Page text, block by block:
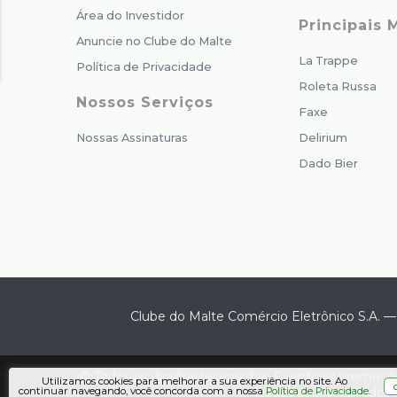
Área do Investidor
Anuncie no Clube do Malte
Política de Privacidade
Nossos Serviços
Nossas Assinaturas
Principais
La Trappe
Roleta Russa
Faxe
Delirium
Dado Bier
Clube do Malte Comércio Eletrônico S.A. —
© Todos os direitos reservados. Eventuais
layout aqui veiculados
Utilizamos cookies para melhorar a sua experiência no site. Ao
continuar navegando, você concorda com a nossa Política de Privacidade.